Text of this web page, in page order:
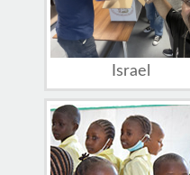
Israel